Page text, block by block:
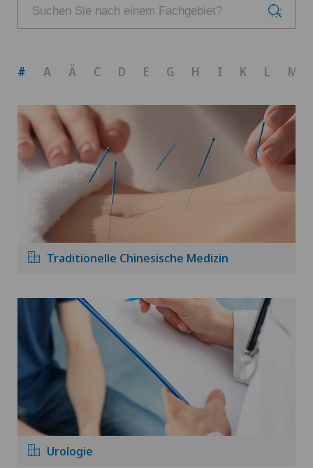
# A Ä C D E G H I K L M
Traditionelle Chinesische Medizin
Urologie